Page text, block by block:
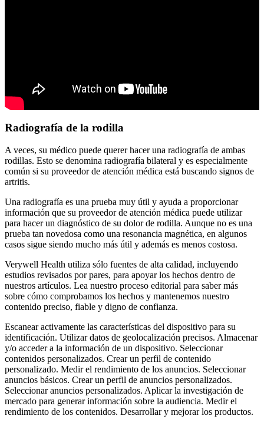
Radiografía de la rodilla
A veces, su médico puede querer hacer una radiografía de ambas
rodillas. Esto se denomina radiografía bilateral y es especialmente
común si su proveedor de atención médica está buscando signos de
artritis.
Una radiografía es una prueba muy útil y ayuda a proporcionar
información que su proveedor de atención médica puede utilizar
para hacer un diagnóstico de su dolor de rodilla. Aunque no es una
prueba tan novedosa como una resonancia magnética, en algunos
casos sigue siendo mucho más útil y además es menos costosa.
Verywell Health utiliza sólo fuentes de alta calidad, incluyendo
estudios revisados por pares, para apoyar los hechos dentro de
nuestros artículos. Lea nuestro proceso editorial para saber más
sobre cómo comprobamos los hechos y mantenemos nuestro
contenido preciso, fiable y digno de confianza.
Escanear activamente las características del dispositivo para su
identificación. Utilizar datos de geolocalización precisos. Almacenar
y/o acceder a la información de un dispositivo. Seleccionar
contenidos personalizados. Crear un perfil de contenido
personalizado. Medir el rendimiento de los anuncios. Seleccionar
anuncios básicos. Crear un perfil de anuncios personalizados.
Seleccionar anuncios personalizados. Aplicar la investigación de
mercado para generar información sobre la audiencia. Medir el
rendimiento de los contenidos. Desarrollar y mejorar los productos.